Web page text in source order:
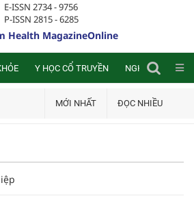
E-ISSN 2734 - 9756
P-ISSN 2815 - 6285
Health MagazineOnline
Y HỌC CỔ TRUYỀN NGHIÊN CỨU
MỚI NHẤT ĐỌC NHIỀU